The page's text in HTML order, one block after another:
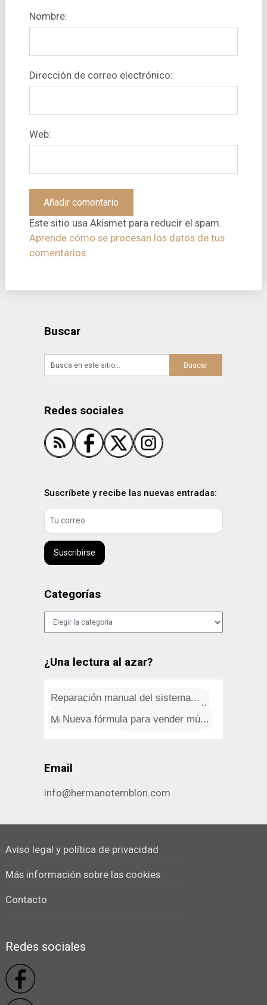
Nombre:
Dirección de correo electrónico:
Web:
Este sitio usa Akismet para reducir el spam.
Aprende cómo se procesan los datos de tus
comentarios.
Buscar
Redes sociales
Suscríbete y recibe las nuevas entradas:
Suscribirse
Categorías
Categorías
¿Una lectura al azar?
Error HTTP en la subida de fot...
¿De qué te rí­es?
Estadí­sticamente hablando
El Peak Oil y fin del sistema
Error 0x80040201 en Outlook 20...
El más fanfarrón
Reparación manual del sistema...
Monsieur Corneta y el Escorial...
Nueva fórmula para vender mú...
Email
info@hermanotemblon.com
Aviso legal y política de privacidad
Más información sobre las cookies
Contacto
Redes sociales